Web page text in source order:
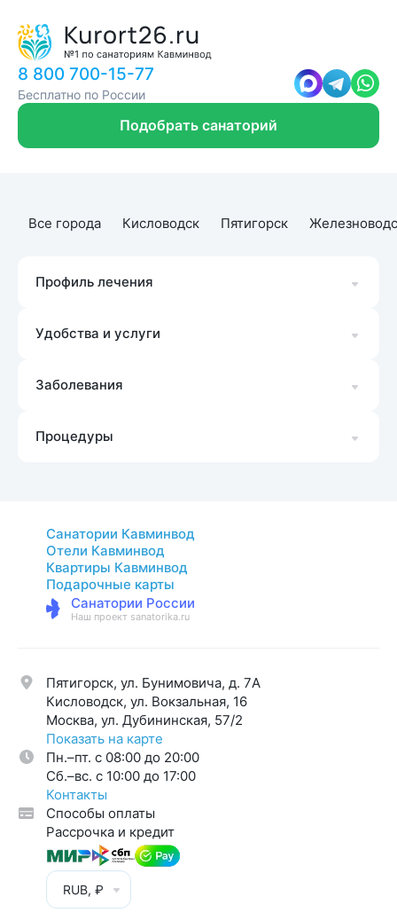
8 800 700-15-77
Бесплатно по России
Подобрать санаторий
Все города Кисловодск Пятигорск
Профиль лечения
Удобства и услуги
Заболевания
Процедуры
Санатории Кавминвод
Отели Кавминвод
Квартиры Кавминвод
Подарочные карты
Санатории России
Наш проект sanatorika.ru
Пятигорск, ул. Бунимовича, д. 7A
Кисловодск, ул. Вокзальная, 16
Москва, ул. Дубининская, 57/2
Показать на карте
Пн.–пт. с 08:00 до 20:00
Cб.–вс. с 10:00 до 17:00
Контакты
Способы оплаты
Рассрочка и кредит
RUB, ₽